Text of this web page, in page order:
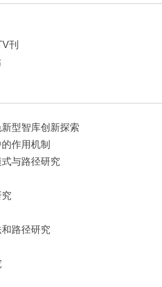
刊
型智库创新探索
作用机制
与路径研究
路径研究